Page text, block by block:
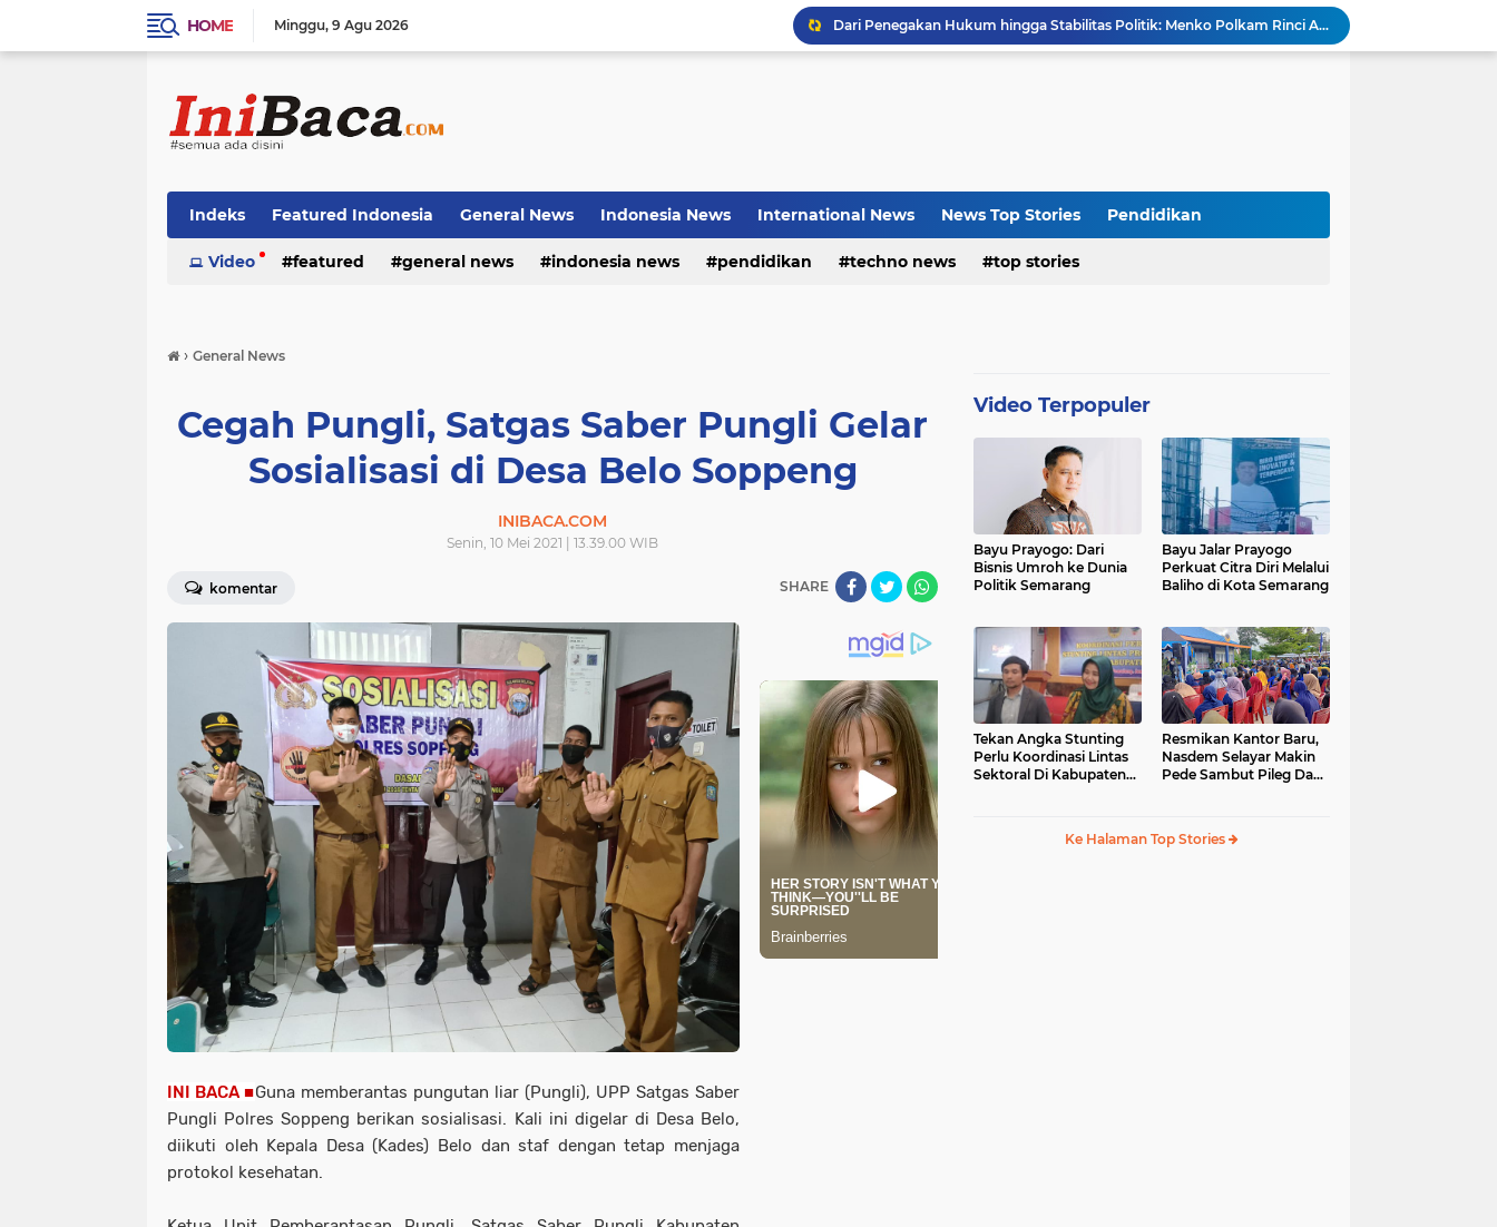
HOME Minggu 9 Agu 2026
Dari Penegakan Hukum hingga Stabilitas Politik: Menko Polkam Rinci Alokasi Anggaran 2026
Agraria Institute Dukung Kebijakan KDM: Pembinaan Siswa Bermasalah di Barak Militer, Langkah Nyata Tanggapi Fenomena Degradasi Karakter
Distributor CV Indah Tani Berkah Konsisten Jual Pupuk Bersubsidi Sesuai HET
Indeks Featured Indonesia General News Indonesia News International News News Top Stories Pendidikan
Techno News Top Stories
Video featured general news indonesia news pendidikan techno news top stories
› General News
Cegah Pungli, Satgas Saber Pungli Gelar
Sosialisasi di Desa Belo Soppeng
INIBACA.COM
Senin, 10 Mei 2021 | 13.39.00 WIB
komentar SHARE
INI BACA ■Guna memberantas pungutan liar (Pungli), UPP Satgas Saber
Pungli Polres Soppeng berikan sosialisasi. Kali ini digelar di Desa Belo,
diikuti oleh Kepala Desa (Kades) Belo dan staf dengan tetap menjaga
protokol kesehatan.
Video Terpopuler
Bayu Prayogo: Dari
Bisnis Umroh ke Dunia
Politik Semarang
Bayu Jalar Prayogo
Perkuat Citra Diri Melalui
Baliho di Kota Semarang
Tekan Angka Stunting
Perlu Koordinasi Lintas
Sektoral Di Kabupaten
Resmikan Kantor Baru,
Nasdem Selayar Makin
Pede Sambut Pileg Dan
Ke Halaman Top Stories